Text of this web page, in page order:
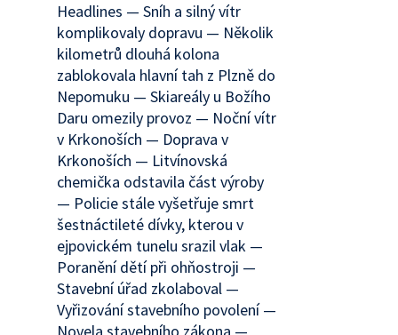
Headlines — Sníh a silný vítr
komplikovaly dopravu — Několik
kilometrů dlouhá kolona
zablokovala hlavní tah z Plzně do
Nepomuku — Skiareály u Božího
Daru omezily provoz — Noční vítr
v Krkonoších — Doprava v
Krkonoších — Litvínovská
chemička odstavila část výroby
— Policie stále vyšetřuje smrt
šestnáctileté dívky, kterou v
ejpovickém tunelu srazil vlak —
Poranění dětí při ohňostroji —
Stavební úřad zkolaboval —
Vyřizování stavebního povolení —